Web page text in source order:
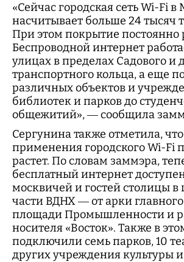
«Сейчас городская сеть Wi-Fi в
насчитывает больше 24 тысяч
При этом покрытие постоянно
Беспроводной интернет
улицах в пределах Садового и
транспортного кольца, а еще
различных объектов и
библиотек и парков до
общежитий», — сообщила
Сергунина также отметила,
применения городского Wi-Fi
растет. По словам заммэра,
бесплатный интернет
москвичей и гостей столицы в
части ВДНХ — от арки
площади Промышленности и
носителя «Восток». Также в
подключили семь парков, 10
других учреждения культуры и